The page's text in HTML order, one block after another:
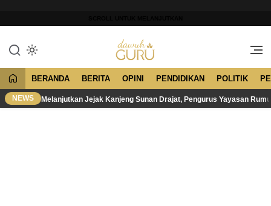
konten
Dawuh Guru
Merawat Tradisi, Membangun
BERANDA BERITA OPINI PENDIDIKAN POLITIK
NEWS Melanjutkan Jejak Kanjeng Sunan Drajat, Pengurus Yayasan